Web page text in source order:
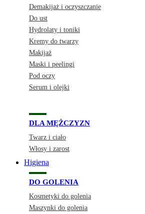
Demakijaż i oczyszczanie
Do ust
Hydrolaty i toniki
Kremy do twarzy
Makijaż
Maski i peelingi
Pod oczy
Serum i olejki
DLA MĘŻCZYZN
Twarz i ciało
Włosy i zarost
Higiena
DO GOLENIA
Kosmetyki do golenia
Maszynki do golenia